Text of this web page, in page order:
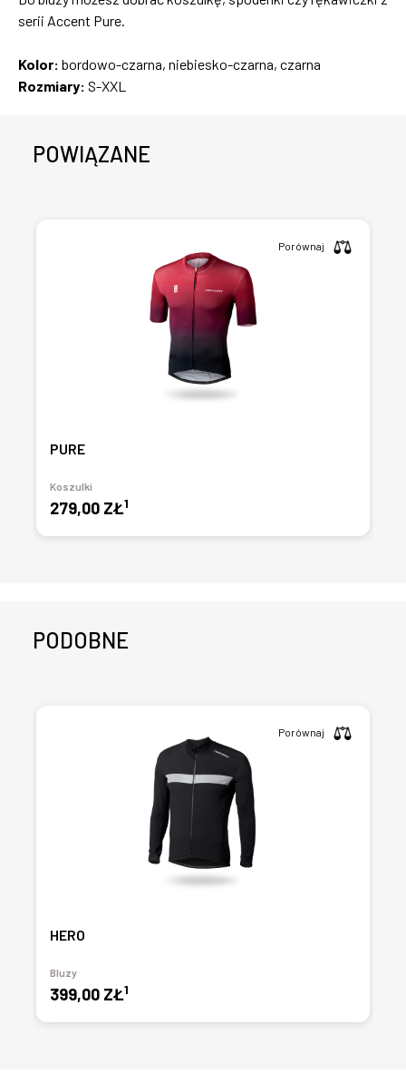
serii Accent Pure.
Kolor: bordowo-czarna, niebiesko-czarna, czarna
Rozmiary: S-XXL
POWIĄZANE
PURE
Koszulki
279,00 ZŁ1
Porównaj
PODOBNE
HERO
Bluzy
399,00 ZŁ1
Porównaj